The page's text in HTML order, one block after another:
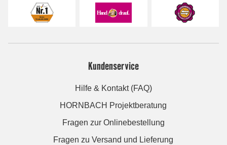
Kundenservice
Hilfe & Kontakt (FAQ)
HORNBACH Projektberatung
Fragen zur Onlinebestellung
Fragen zu Versand und Lieferung